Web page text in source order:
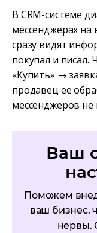
В CRM-системе
мессенджерах на
сразу видят
покупал и писал.
«Купить» →
продавец ее
мессенджеров не
Ваш
Поможем
ваш бизнес,
нервы.